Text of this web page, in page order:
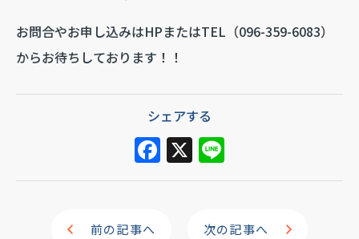
お問合やお申し込みはHPまたはTEL（096-359-6083）
からお待ちしております！！
シェアする
F
a
X
n
前の記事へ 次の記事へ